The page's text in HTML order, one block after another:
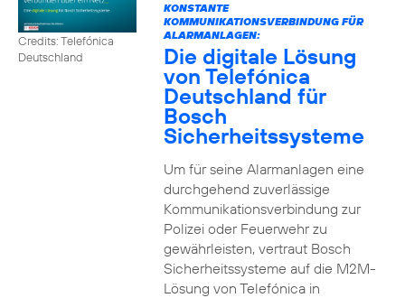
Credits: Telefónica
Deutschland
KONSTANTE
KOMMUNIKATIONSVERBINDUNG FÜR
ALARMANLAGEN:
Die digitale Lösung
von Telefónica
Deutschland für
Bosch
Sicherheitssysteme
Um für seine Alarmanlagen eine
durchgehend zuverlässige
Kommunikationsverbindung zur
Polizei oder Feuerwehr zu
gewährleisten, vertraut Bosch
Sicherheitssysteme auf die M2M-
Lösung von Telefónica in